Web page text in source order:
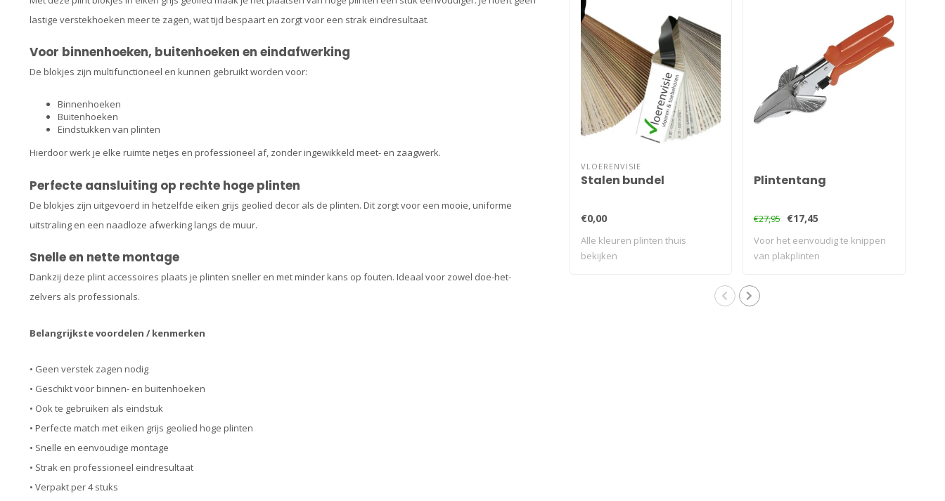
lastige verstekhoeken meer te zagen, wat tijd bespaart en zorgt voor een strak eindresultaat.
Voor binnenhoeken, buitenhoeken en eindafwerking
De blokjes zijn multifunctioneel en kunnen gebruikt worden voor:
Binnenhoeken
Buitenhoeken
Eindstukken van plinten
Hierdoor werk je elke ruimte netjes en professioneel af, zonder ingewikkeld meet- en zaagwerk.
Perfecte aansluiting op rechte hoge plinten
De blokjes zijn uitgevoerd in hetzelfde eiken grijs geolied decor als de plinten. Dit zorgt voor een mooie, uniforme
uitstraling en een naadloze afwerking langs de muur.
Snelle en nette montage
Dankzij deze plint accessoires plaats je plinten sneller en met minder kans op fouten. Ideaal voor zowel doe-het-
zelvers als professionals.
Belangrijkste voordelen / kenmerken
• Geen verstek zagen nodig
• Geschikt voor binnen- en buitenhoeken
• Ook te gebruiken als eindstuk
• Perfecte match met eiken grijs geolied hoge plinten
• Snelle en eenvoudige montage
• Strak en professioneel eindresultaat
• Verpakt per 4 stuks
VLOERENVISIE
Stalen bundel
€0,00
Alle kleuren plinten thuis
bekijken
Plintentang
€27,95 €17,45
Voor het eenvoudig te knippen
van plakplinten